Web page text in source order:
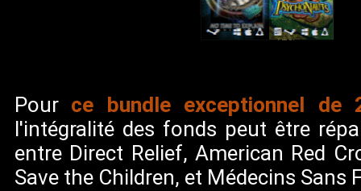
Pour ce bundle exceptionnel
l'intégralité des fonds peut être
entre Direct Relief, American Red
Save the Children, et Médecins Sans